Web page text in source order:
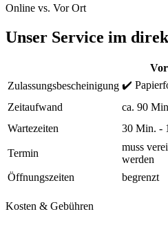
Online vs. Vor Ort
Unser Service im
Zulassungsbescheinigung ✔️
Zeitaufwand
ca. 90
Wartezeiten
30 Min. -
Termin
muss
werden
Öffnungszeiten begrenzt
Kosten & Gebühren